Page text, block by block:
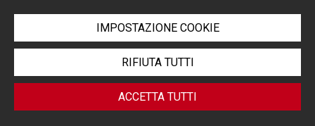
© Portolano Cavallo Studio Legale 2026, all rights
reserved
P. IVA 06794491008
IMPOSTAZIONE COOKIE
RIFIUTA TUTTI
ACCETTA TUTTI